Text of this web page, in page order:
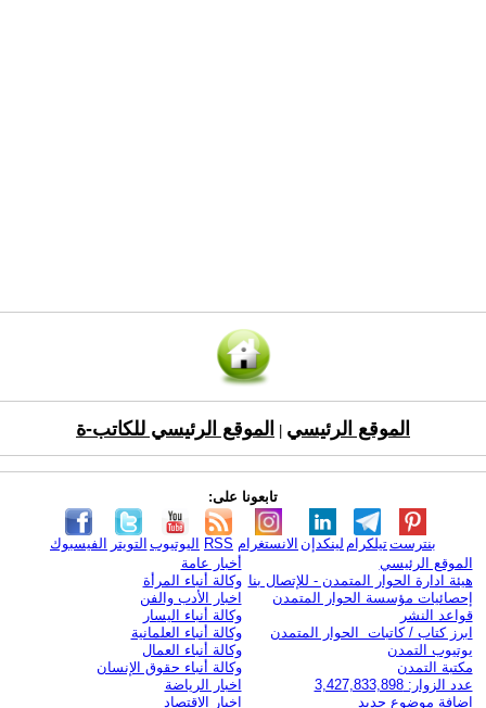
الموقع الرئيسي الموقع الرئيسي للكاتب-ة
تابعونا على:
الفيسبوك التويتر اليوتيوب RSS الانستغرام لينكدإن تيلكرامبنترست
الموقع الرئيسي
هيئة ادارة الحوار المتمدن - للإتصال بنا
إحصائيات مؤسسة الحوار المتمدن
قواعد النشر
ابرز كتاب / كاتبات الحوار المتمدن
يوتيوب التمدن
مكتبة التمدن
عدد الزوار: 3,427,833,898
اضافة موضوع جديد
أخبار عامة
وكالة أنباء المرأة
اخبار الأدب والفن
وكالة أنباء اليسار
وكالة أنباء العلمانية
وكالة أنباء العمال
وكالة أنباء حقوق الإنسان
اخبار الرياضة
اخبار الاقتصاد